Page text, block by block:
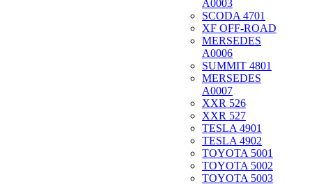
A0003
SCODA 4701
XF OFF-ROAD
MERSEDES
A0006
SUMMIT 4801
MERSEDES
A0007
XXR 526
XXR 527
TESLA 4901
TESLA 4902
TOYOTA 5001
TOYOTA 5002
TOYOTA 5003